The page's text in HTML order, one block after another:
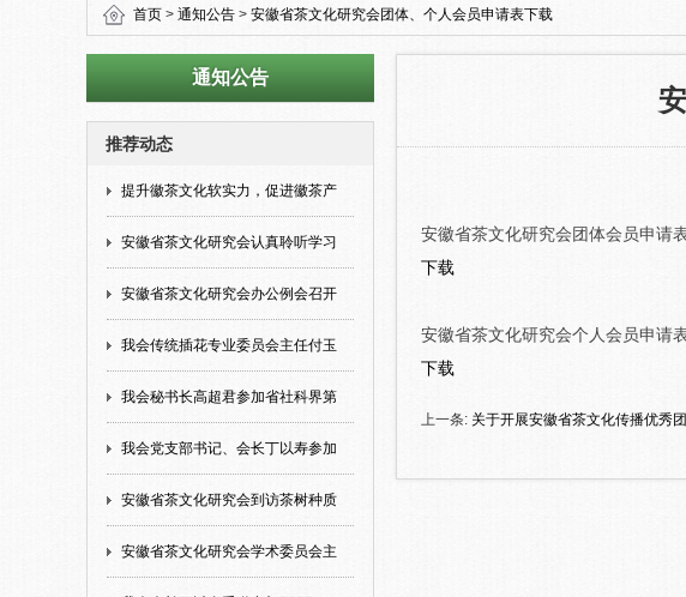
首页 > 通知公告 > 安徽省茶文化研究会团体、个人会员申请表下载
通知公告
推荐动态
提升徽茶文化软实力，促进徽茶产
安徽省茶文化研究会认真聆听学习
安徽省茶文化研究会办公例会召开
我会传统插花专业委员会主任付玉
我会秘书长高超君参加省社科界第
我会党支部书记、会长丁以寿参加
安徽省茶文化研究会到访茶树种质
安徽省茶文化研究会学术委员会主
安徽省茶文化研究会团体会员申请
下载
安徽省茶文化研究会个人会员申请
下载
上一条: 关于开展安徽省茶文化传播优秀团